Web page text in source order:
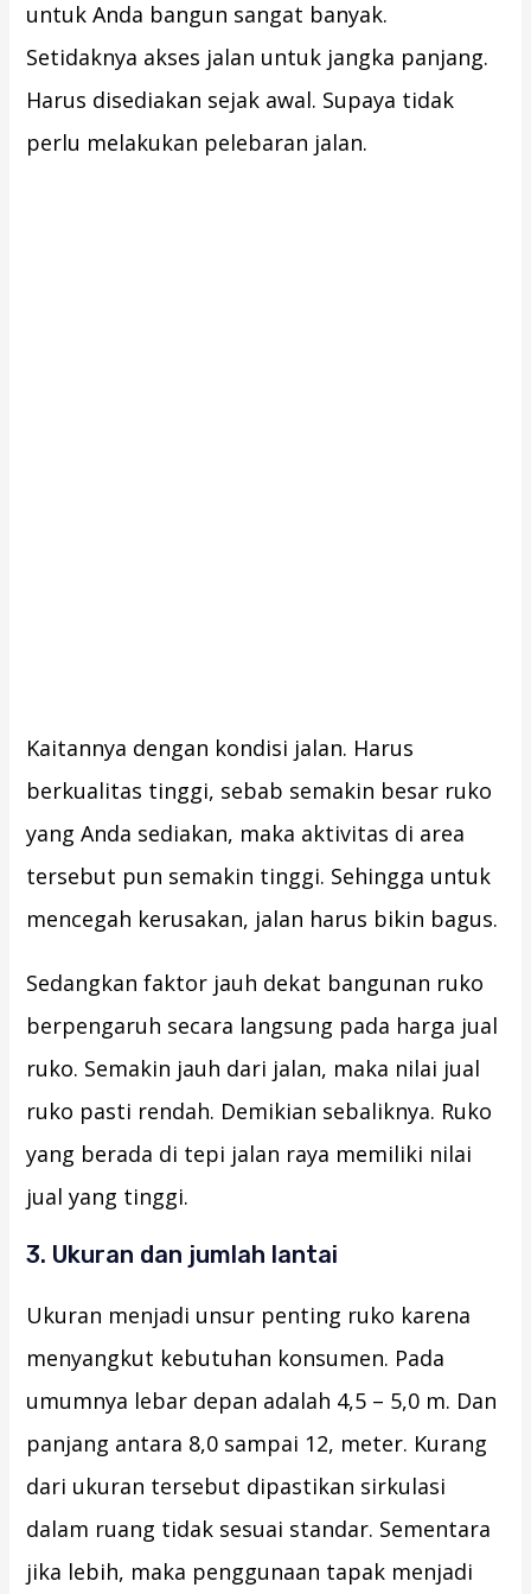
untuk Anda bangun sangat banyak.
Setidaknya akses jalan untuk jangka panjang.
Harus disediakan sejak awal. Supaya tidak
perlu melakukan pelebaran jalan.
Kaitannya dengan kondisi jalan. Harus
berkualitas tinggi, sebab semakin besar ruko
yang Anda sediakan, maka aktivitas di area
tersebut pun semakin tinggi. Sehingga untuk
mencegah kerusakan, jalan harus bikin bagus.
Sedangkan faktor jauh dekat bangunan ruko
berpengaruh secara langsung pada harga jual
ruko. Semakin jauh dari jalan, maka nilai jual
ruko pasti rendah. Demikian sebaliknya. Ruko
yang berada di tepi jalan raya memiliki nilai
jual yang tinggi.
3. Ukuran dan jumlah lantai
Ukuran menjadi unsur penting ruko karena
menyangkut kebutuhan konsumen. Pada
umumnya lebar depan adalah 4,5 – 5,0 m. Dan
panjang antara 8,0 sampai 12, meter. Kurang
dari ukuran tersebut dipastikan sirkulasi
dalam ruang tidak sesuai standar. Sementara
jika lebih, maka penggunaan tapak menjadi